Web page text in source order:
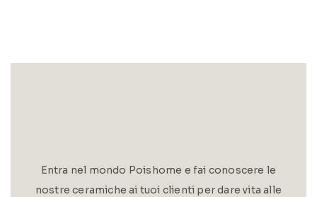
Entra nel mondo Poishome e fai conoscere le
nostre ceramiche ai tuoi clienti per dare vita alle